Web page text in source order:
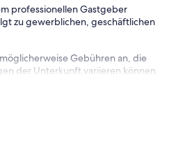
professionellen Gastgeber
zu gewerblichen, geschäftlichen
Gebühren an, die
der Unterkunft variieren können.